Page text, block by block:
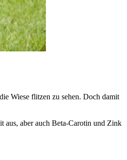
Wiese flitzen zu sehen. Doch damit
aus, aber auch Beta-Carotin und Zink